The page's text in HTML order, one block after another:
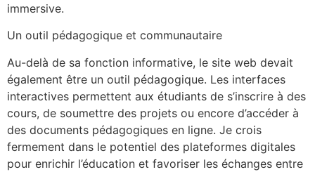
immersive.
Un outil pédagogique et communautaire
Au-delà de sa fonction informative, le site web devait
également être un outil pédagogique. Les interfaces
interactives permettent aux étudiants de s’inscrire à des
cours, de soumettre des projets ou encore d’accéder à
des documents pédagogiques en ligne. Je crois
fermement dans le potentiel des plateformes digitales
pour enrichir l’éducation et favoriser les échanges entre